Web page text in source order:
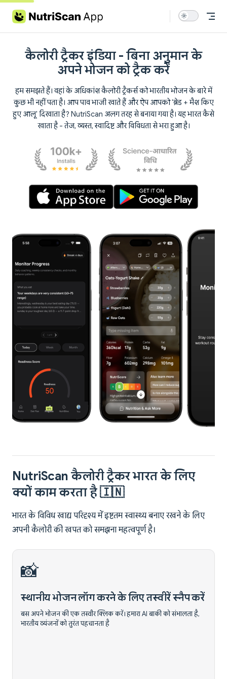
Skip to content
कैलोरी ट्रैकर इंडिया - बिना अनुमान के
अपने भोजन को ट्रैक करें
हम समझते हैं। वहां के अधिकांश कैलोरी ट्रैकर्स को भारतीय भोजन के बारे में
कुछ भी नहीं पता है। आप पाव भाजी खाते हैं और ऐप आपको 'ब्रेड + मैश किए
हुए आलू' दिखाता है? NutriScan अलग तरह से बनाया गया है। यह भारत कैसे
खाता है - तेज, व्यस्त, स्वादिष्ट और विविधता से भरा हुआ है।
NutriScan कैलोरी ट्रैकर भारत के लिए
क्यों काम करता है 🇮🇳
भारत के विविध खाद्य परिदृश्य में इष्टतम स्वास्थ्य बनाए रखने के लिए
अपनी कैलोरी की खपत को समझना महत्वपूर्ण है।
📸
स्थानीय भोजन लॉग करने के लिए तस्वीरें स्नैप करें
बस अपने भोजन की एक तस्वीर क्लिक करें। हमारा AI बाकी को संभालता है,
भारतीय व्यंजनों को तुरंत पहचानता है